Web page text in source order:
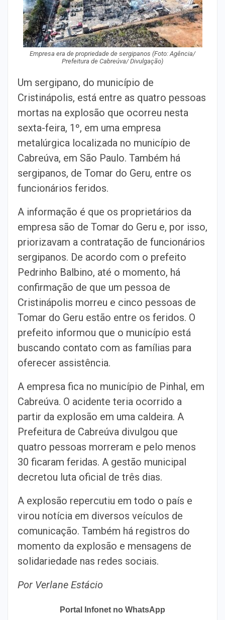
Empresa era de propriedade de sergipanos (Foto: Agência/
Prefeitura de Cabreúva/ Divulgação)
Um sergipano, do município de
Cristinápolis, está entre as quatro pessoas
mortas na explosão que ocorreu nesta
sexta-feira, 1º, em uma empresa
metalúrgica localizada no município de
Cabreúva, em São Paulo. Também há
sergipanos, de Tomar do Geru, entre os
funcionários feridos.
A informação é que os proprietários da
empresa são de Tomar do Geru e, por isso,
priorizavam a contratação de funcionários
sergipanos. De acordo com o prefeito
Pedrinho Balbino, até o momento, há
confirmação de que um pessoa de
Cristinápolis morreu e cinco pessoas de
Tomar do Geru estão entre os feridos. O
prefeito informou que o município está
buscando contato com as famílias para
oferecer assistência.
A empresa fica no município de Pinhal, em
Cabreúva. O acidente teria ocorrido a
partir da explosão em uma caldeira. A
Prefeitura de Cabreúva divulgou que
quatro pessoas morreram e pelo menos
30 ficaram feridas. A gestão municipal
decretou luta oficial de três dias.
A explosão repercutiu em todo o país e
virou notícia em diversos veículos de
comunicação. Também há registros do
momento da explosão e mensagens de
solidariedade nas redes sociais.
Por Verlane Estácio
Portal Infonet no WhatsApp